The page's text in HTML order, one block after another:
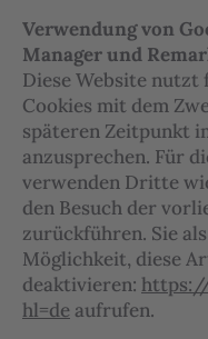
Verwendung von
Manager und
Diese Website nutzt
Cookies mit dem
späteren Zeitpunkt
anzusprechen. Für
verwenden Dritte
den Besuch der
zurückführen. Sie
Möglichkeit, diese
deaktivieren:
hl=de aufrufen.